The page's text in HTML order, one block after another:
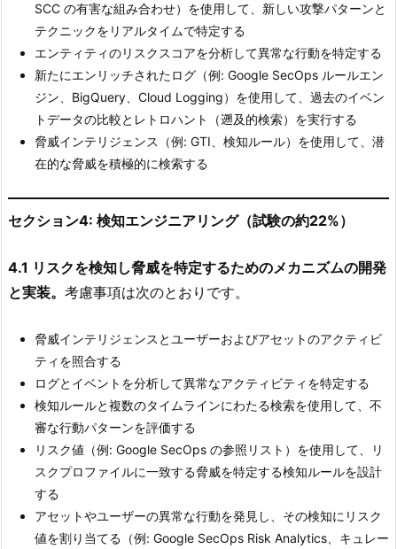
SCC の有害な組み合わせ）を使用して、新しい攻撃パターンと
テクニックをリアルタイムで特定する
エンティティのリスクスコアを分析して異常な行動を特定する
新たにエンリッチされたログ（例: Google SecOps ルールエン
ジン、BigQuery、Cloud Logging）を使用して、過去のイベン
トデータの比較とレトロハント（遡及的検索）を実行する
脅威インテリジェンス（例: GTI、検知ルール）を使用して、潜
在的な脅威を積極的に検索する
セクション4: 検知エンジニアリング（試験の約22%）
4.1 リスクを検知し脅威を特定するためのメカニズムの開発
と実装。 考慮事項は次のとおりです。
脅威インテリジェンスとユーザーおよびアセットのアクティビ
ティを照合する
ログとイベントを分析して異常なアクティビティを特定する
検知ルールと複数のタイムラインにわたる検索を使用して、不
審な行動パターンを評価する
リスク値（例: Google SecOps の参照リスト）を使用して、リ
スクプロファイルに一致する脅威を特定する検知ルールを設計
する
アセットやユーザーの異常な行動を発見し、その検知にリスク
値を割り当てる（例: Google SecOps Risk Analytics、キュレー